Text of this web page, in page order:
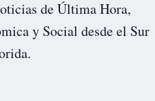
de Última Hora,
y Social desde el Sur